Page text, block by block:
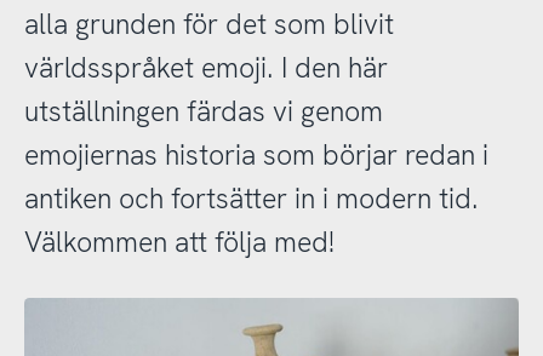
alla grunden för det som blivit
världsspråket emoji. I den här
utställningen färdas vi genom
emojiernas historia som börjar redan i
antiken och fortsätter in i modern tid.
Välkommen att följa med!